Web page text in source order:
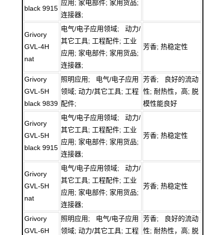
black 9915
应用; 家电部件; 家用货品;
连接器;
Grivory
GVL-4H
nat
电气/电子应用领域; 动力/
其它工具; 工程配件; 工业
应用; 家电部件; 家用货品;
连接器;
芳香; 热稳定性
Grivory
GVL-5H
black 9839
照明应用; 电气/电子应用
领域; 动力/其它工具; 工程
配件;
芳香; 良好的流动
性; 耐热性，高; 脱
模性能良好
Grivory
GVL-5H
black 9915
电气/电子应用领域; 动力/
其它工具; 工程配件; 工业
应用; 家电部件; 家用货品;
连接器;
芳香; 热稳定性
Grivory
GVL-5H
nat
电气/电子应用领域; 动力/
其它工具; 工程配件; 工业
应用; 家电部件; 家用货品;
连接器;
芳香; 热稳定性
Grivory
GVL-6H
照明应用; 电气/电子应用
领域; 动力/其它工具; 工程
芳香; 良好的流动
性; 耐热性，高; 脱